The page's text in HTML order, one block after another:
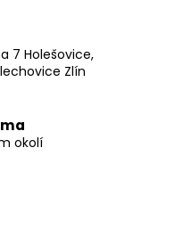
7 Holešovice,
Zlín
okolí